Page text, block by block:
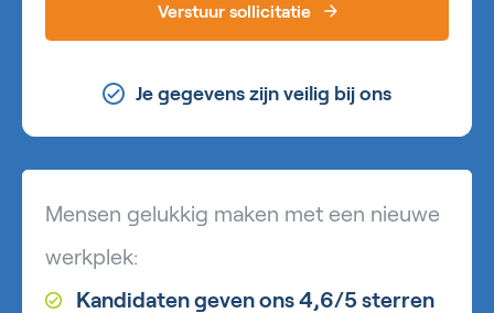
Verstuur sollicitatie
Je gegevens zijn veilig bij ons
Mensen gelukkig maken met een nieuwe
werkplek:
Kandidaten geven ons 4,6/5 sterren